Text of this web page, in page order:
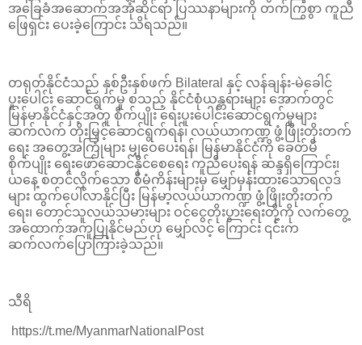
အခြေခံအဆောက်အအုံဆိုင်ရာ ပြဿနာများကို တက်ကြွစွာ ကူညီ
ဖြေရှင်း ပေးခဲ့ကြောင်း သိရသည်။
တရုတ်နိုင်ငံသည် နှစ်ဦးနှစ်ဖက် Bilateral နှင့် လန်ချန်း-မဲခေါင်
ပူးပေါင်း ဆောင်ရွက်မှု စသည့် နိုင်ငံစုံယန္တရားများ အောက်တွင်
မြန်မာနိုင်ငံနှင့်အတူ စိုက်ပျိုး ရေးပူးပေါင်းဆောင်ရွက်မှုများ
ဆက်လက် တိုးမြှင့်ဆောင်ရွက်ရန်၊ လယ်ယာကဏ္ဍ ဖွံ့ဖြိုးတိုးတက်
ရေး အတွေ့အကြုံများ မျှဝေပေးရန်၊ မြန်မာနိုင်ငံကို ခေတ်မီ
စိုက်ပျိုး ရေးဖော်ဆောင်နိုင်စေရေး ကူညီပေးရန် ဆန္ဒရှိကြောင်း၊
ယနေ့ စတင်လိုက်သော စီမံကိန်းများမှ မျှော်မှန်းထားသောရလဒ်
များ ထွက်ပေါ်လာနိုင်ပြီး မြန်မာ့လယ်ယာကဏ္ဍ ဖွံ့ဖြိုးတိုးတက်
ရေး၊ တောင်သူလယ်သမားများ ဝင်ငွေတိုးပွားရေးတို့ကို လက်တွေ့
အထောက်အကူပြုနိုင်မည်ဟု မျှော်လင့် ကြောင်း ၎င်းက
ဆက်လက်ပြောကြားခဲ့သည်။
သီရိ
https://t.me/MyanmarNationalPost